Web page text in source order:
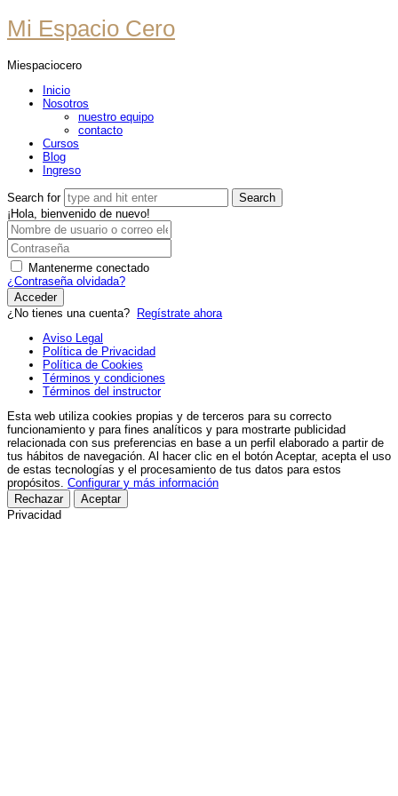
Mi
Espacio
Cero
Mi Espacio Cero
Miespaciocero
Inicio
Nosotros
nuestro equipo
contacto
Cursos
Blog
Ingreso
Search for
¡Hola, bienvenido de nuevo!
Mantenerme conectado
¿Contraseña olvidada?
Acceder
¿No tienes una cuenta?
Regístrate ahora
Aviso Legal
Política de Privacidad
Política de Cookies
Términos y condiciones
Términos del instructor
Esta web utiliza cookies propias y de terceros para su correcto
funcionamiento y para fines analíticos y para mostrarte publicidad
relacionada con sus preferencias en base a un perfil elaborado a partir de
tus hábitos de navegación. Al hacer clic en el botón Aceptar, acepta el uso
de estas tecnologías y el procesamiento de tus datos para estos
propósitos. Configurar y más información
Rechazar
Aceptar
Privacidad